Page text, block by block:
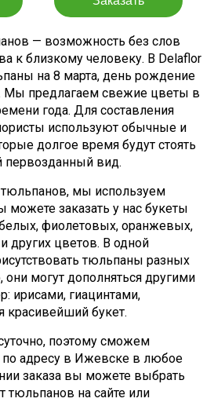
— возможность без слов
к близкому человеку. В Delaflor
на 8 марта, день рождение
Мы предлагаем свежие цветы в
года. Для составления
используют обычные и
долгое время будут стоять
первозданный вид.
тюльпанов, мы используем
можете заказать у нас букеты
фиолетовых, оранжевых,
других цветов. В одной
тюльпаны разных
они могут дополняться другими
ирисами, гиацинтами,
красивейший букет.
поэтому сможем
адресу в Ижевске в любое
заказа вы можете выбрать
тюльпанов на сайте или